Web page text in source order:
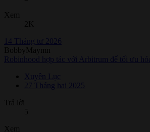
Xem
2K
14 Tháng tư 2026
BobbyMaymn
Robinhood hợp tác với Arbitrum để tối ưu
Xuyên Lục
27 Tháng hai 2025
Trả lời
5
Xem